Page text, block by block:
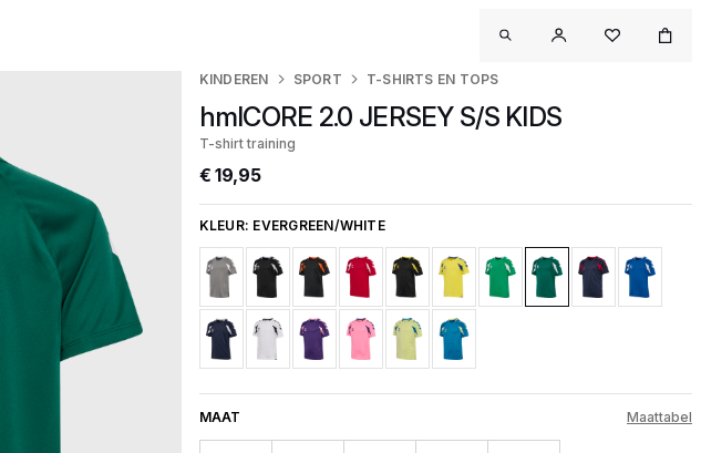
KINDEREN SPORT T-SHIRTS EN TOPS
hmlCORE 2.0 JERSEY S/S KIDS
T-shirt training
€ 19,95
KLEUR: EVERGREEN/WHITE
MAAT Maattabel